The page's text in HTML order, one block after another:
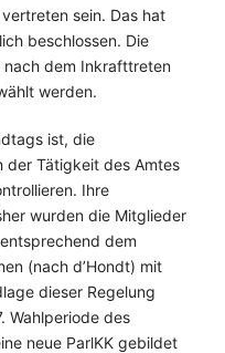
sein. Das hat
beschlossen. Die
nach dem Inkrafttreten
werden.
ist, die
der Tätigkeit des Amtes
Ihre
wurden die Mitglieder
dem
(nach d’Hondt) mit
dieser Regelung
Wahlperiode des
neue ParlKK gebildet